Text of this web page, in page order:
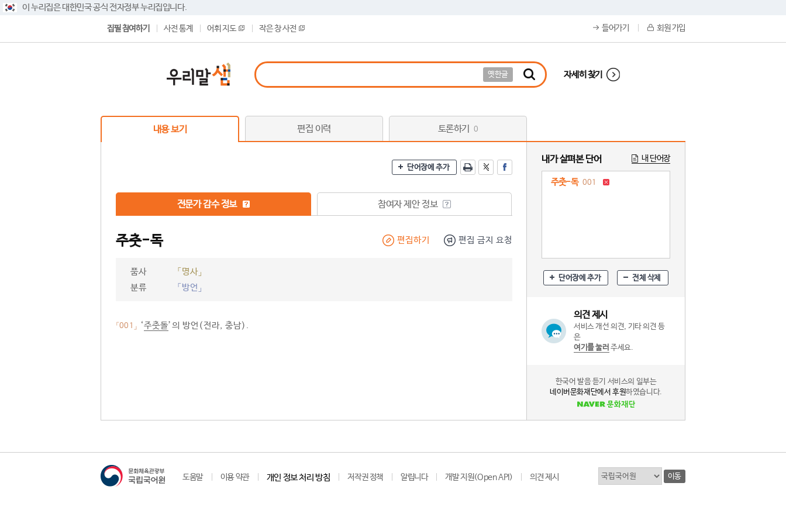
이 누리집은 대한민국 공식 전자정부 누리집입니다.
집필 참여하기 사전 통계 어휘 지도 작은 창 사전 들어가기 회원 가입
옛한글 자세히 찾기
내용 보기 편집 이력 토론하기 0
단어장에 추가
전문가 감수 정보 참여자 제안 정보
주춧-독 편집하기 편집 금지 요청
품사
「명사」
분류
「방언」
「001」 ‘주춧돌’의 방언(전라, 충남).
내가 살펴본 단어 내 단어장
주춧-독 001
단어장에 추가 전체 삭제
의견 제시
서비스 개선 의견, 기타 의견 등
은
여기를 눌러 주세요.
한국어 발음 듣기 서비스의 일부는
네이버문화재단에서 후원하였습니다.
도움말 이용 약관 개인 정보 처리 방침 저작권 정책 알립니다 개발 지원(Open API) 의견 제시 이동